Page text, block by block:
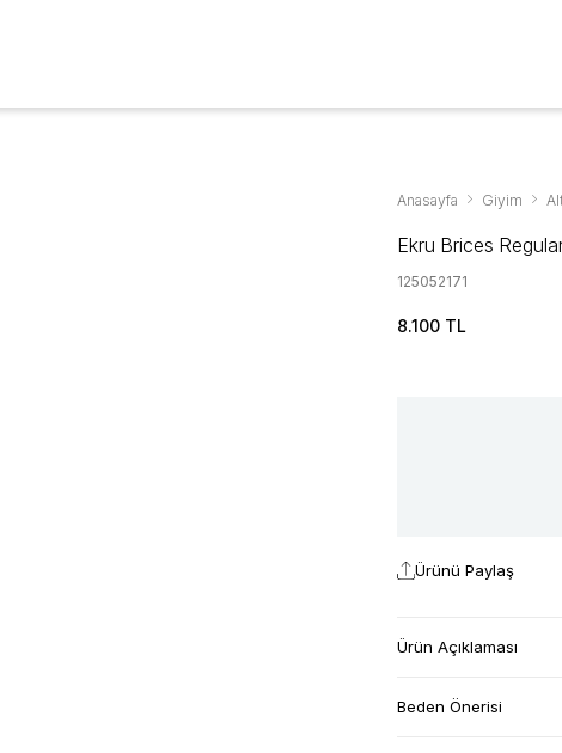
Anasayfa Giyim
Ekru Brices
125052171
8.100 TL
Ürünü Paylaş
Ürün Açıklaması
Beden Önerisi